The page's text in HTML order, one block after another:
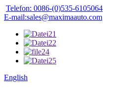
Telefon: 0086-(0)535-6105064
E-mail:sales@maximaauto.com
English